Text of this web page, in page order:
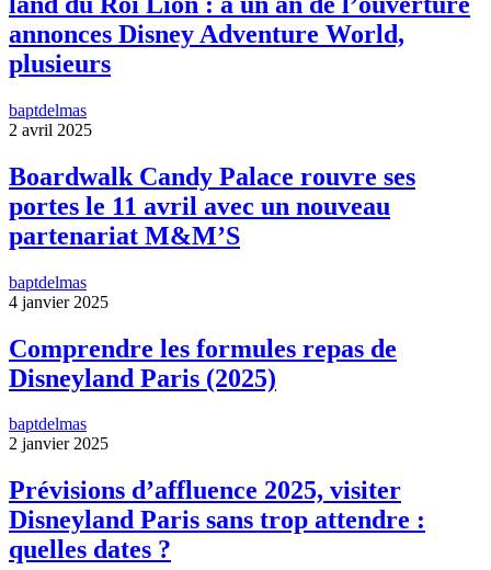
annonces Disney Adventure World,
plusieurs
baptdelmas
2 avril 2025
Boardwalk Candy Palace rouvre ses
portes le 11 avril avec un nouveau
partenariat M&M’S
baptdelmas
4 janvier 2025
Comprendre les formules repas de
Disneyland Paris (2025)
baptdelmas
2 janvier 2025
Prévisions d’affluence 2025, visiter
Disneyland Paris sans trop attendre :
quelles dates ?